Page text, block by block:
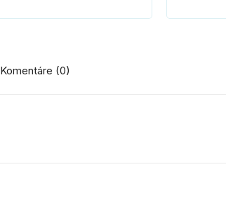
Komentáre (0)